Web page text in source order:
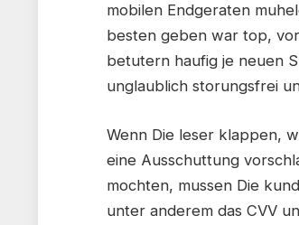
mobilen Endgeraten
besten geben war top,
betutern haufig je neuen
unglaublich storungsfrei
Wenn Die leser klappen,
eine Ausschuttung
mochten, mussen Die
unter anderem das CVV